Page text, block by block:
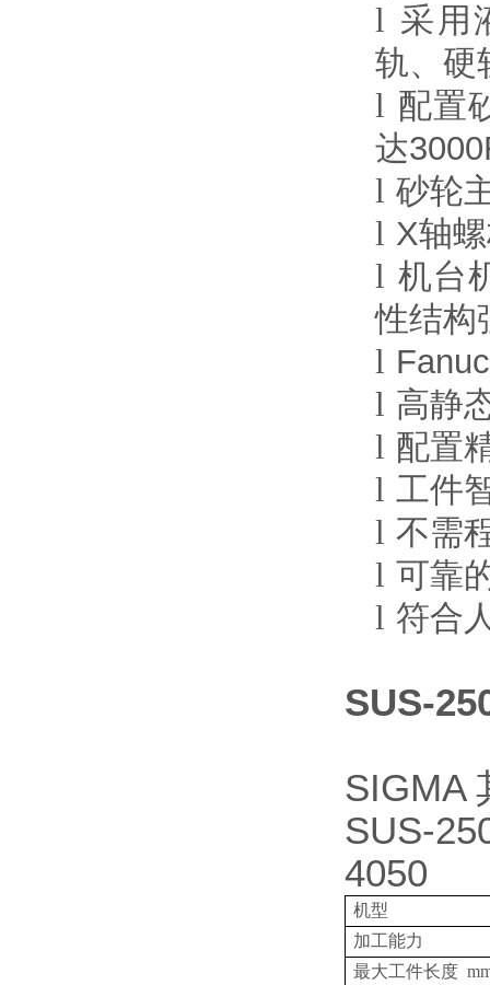
l 采用
轨、硬
l 配置
达
l 砂轮
l X轴
l 机台
性结构
l Fanuc
l 高静
l 配置
l 工件
l 不需
l 可靠
l 符合
SUS-
SIGMA
SUS-
4050
机型
加工能力
最大工件长度